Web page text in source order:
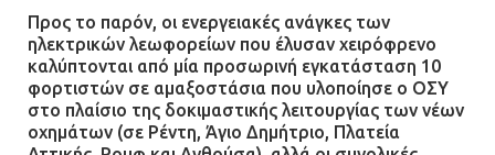
Προς το παρόν, οι ενεργειακές ανάγκες των
ηλεκτρικών λεωφορείων που έλυσαν χειρόφρενο
καλύπτονται από μία προσωρινή εγκατάσταση 10
φορτιστών σε αμαξοστάσια που υλοποίησε ο ΟΣΥ
στο πλαίσιο της δοκιμαστικής λειτουργίας των νέων
οχημάτων (σε Ρέντη, Άγιο Δημήτριο, Πλατεία